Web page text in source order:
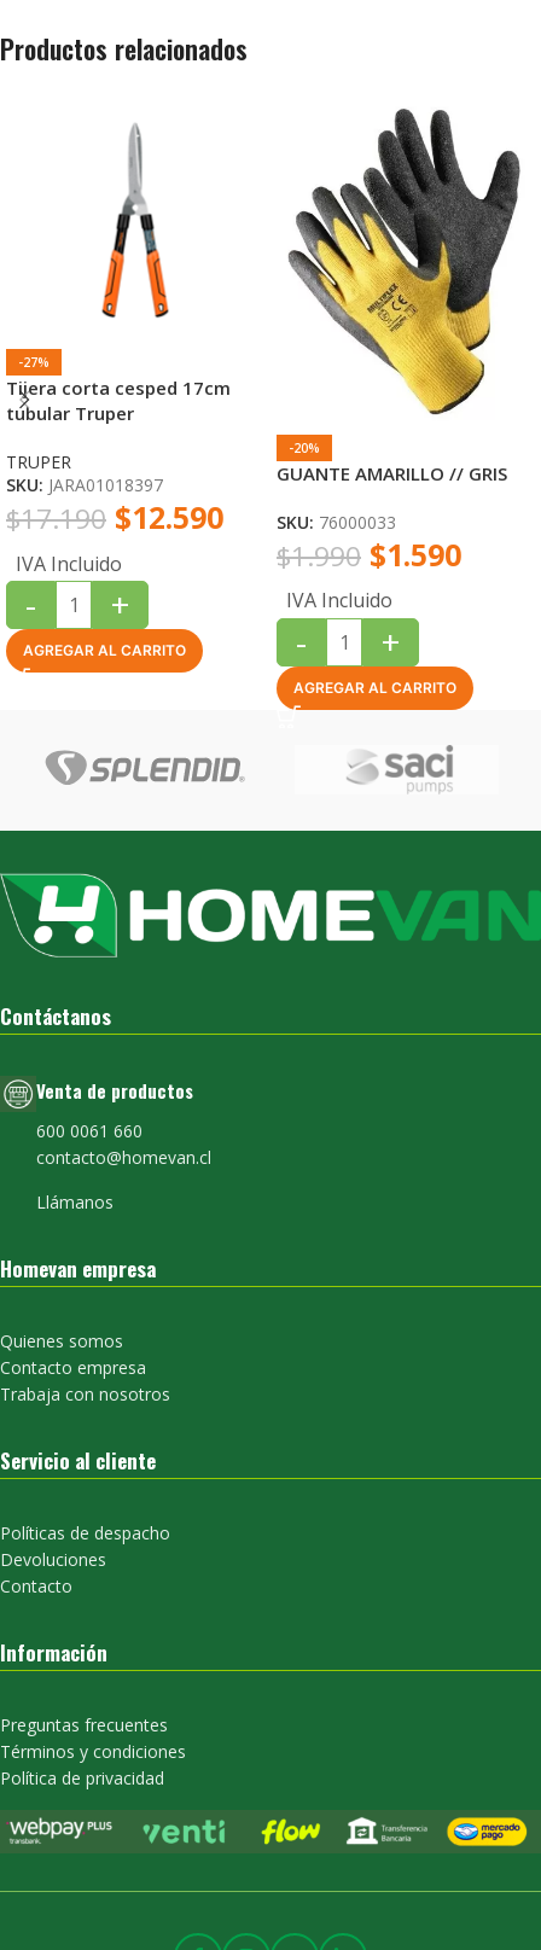
Productos relacionados
-27%
Tijera corta cesped 17cm
tubular Truper
TRUPER
SKU: JARA01018397
$17.190 $12.590
IVA Incluido
- +
AGREGAR AL CARRITO
-20%
GUANTE AMARILLO // GRIS
SKU: 76000033
$1.990 $1.590
IVA Incluido
- +
AGREGAR AL CARRITO
Contáctanos
Venta de productos
600 0061 660
contacto@homevan.cl
Llámanos
Homevan empresa
Quienes somos
Contacto empresa
Trabaja con nosotros
Servicio al cliente
Políticas de despacho
Devoluciones
Contacto
Información
Preguntas frecuentes
Términos y condiciones
Política de privacidad